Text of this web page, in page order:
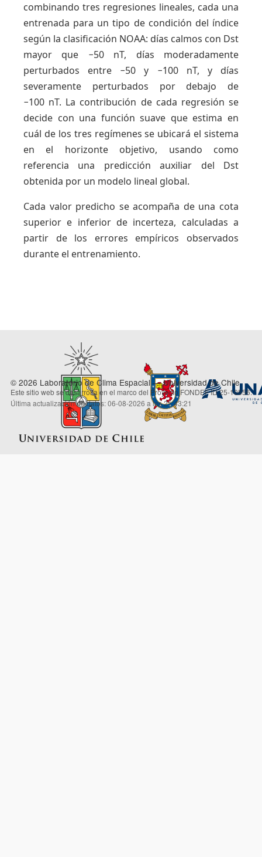
combinando tres regresiones lineales, cada una
entrenada para un tipo de condición del índice
según la clasificación NOAA: días calmos con Dst
mayor que −50 nT, días moderadamente
perturbados entre −50 y −100 nT, y días
severamente perturbados por debajo de
−100 nT. La contribución de cada regresión se
decide con una función suave que estima en
cuál de los tres regímenes se ubicará el sistema
en el horizonte objetivo, usando como
referencia una predicción auxiliar del Dst
obtenida por un modelo lineal global.
Cada valor predicho se acompaña de una cota
superior e inferior de incerteza, calculadas a
partir de los errores empíricos observados
durante el entrenamiento.
© 2026 Laboratorio de Clima Espacial — Universidad de Chile
Este sitio web se desarrolla en el marco del Proyecto FONDEF ID 25-10556.
Última actualización de datos: 06-08-2026 a las 21:43:21